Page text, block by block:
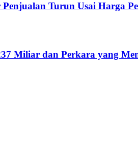
Turun Usai Harga
Miliar dan Perkara yang